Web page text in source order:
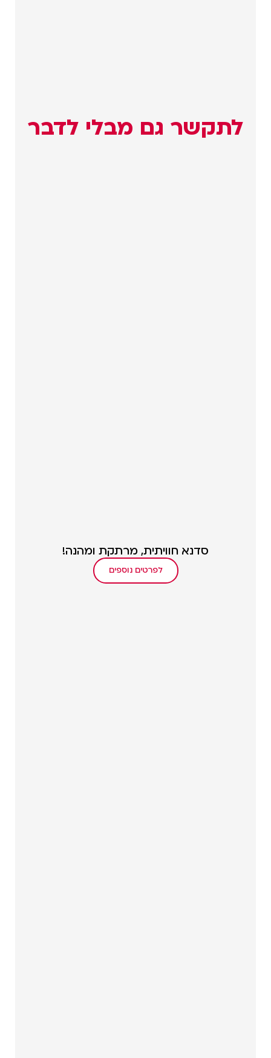
לתקשר גם מבלי לדבר
סדנא חוויתית, מרתקת ומהנה!
לפרטים נוספים